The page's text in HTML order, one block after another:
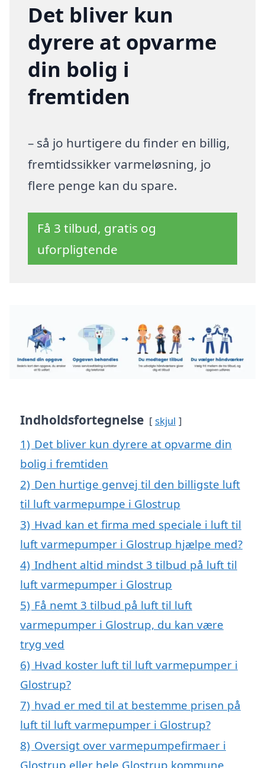
Det bliver kun
dyrere at opvarme
din bolig i
fremtiden
– så jo hurtigere du finder en billig,
fremtidssikker varmeløsning, jo
flere penge kan du spare.
Få 3 tilbud, gratis og
uforpligtende
Indholdsfortegnelse skjul
1) Det bliver kun dyrere at opvarme din
bolig i fremtiden
2) Den hurtige genvej til den billigste luft
til luft varmepumpe i Glostrup
3) Hvad kan et firma med speciale i luft til
luft varmepumper i Glostrup hjælpe med?
4) Indhent altid mindst 3 tilbud på luft til
luft varmepumper i Glostrup
5) Få nemt 3 tilbud på luft til luft
varmepumper i Glostrup, du kan være
tryg ved
6) Hvad koster luft til luft varmepumper i
Glostrup?
7) hvad er med til at bestemme prisen på
luft til luft varmepumper i Glostrup?
8) Oversigt over varmepumpefirmaer i
Glostrup eller hele Glostrup kommune